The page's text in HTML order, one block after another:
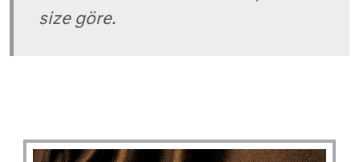
size göre.